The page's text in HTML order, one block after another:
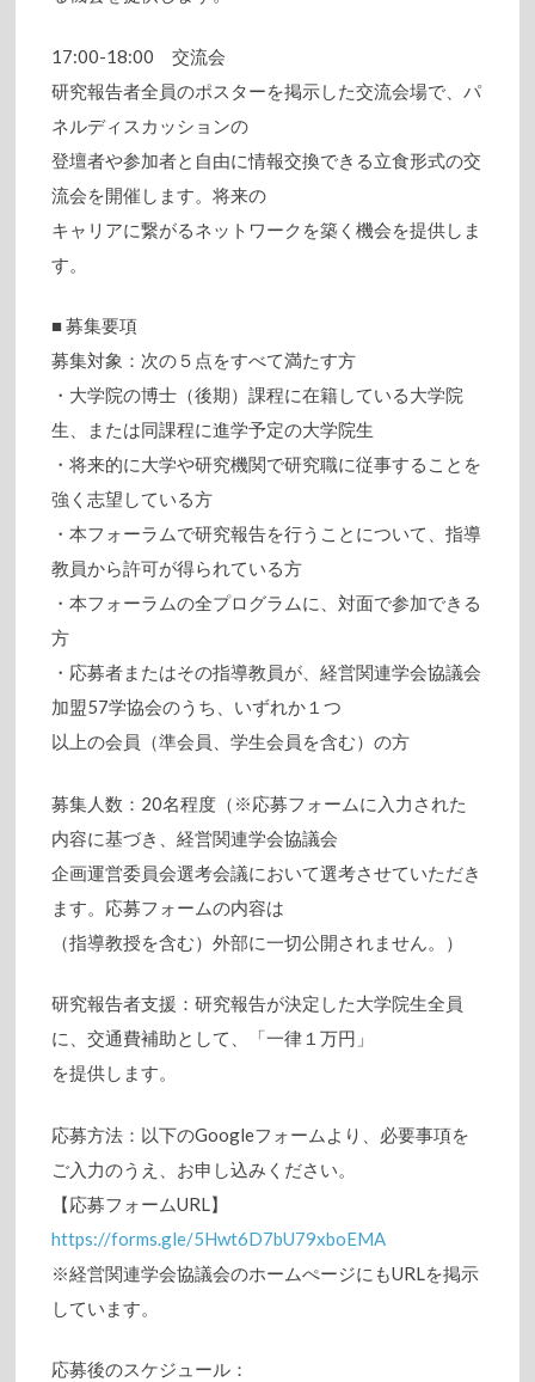
17:00-18:00 交流会
研究報告者全員のポスターを掲示した交流会場で、パ
ネルディスカッションの
登壇者や参加者と自由に情報交換できる立食形式の交
流会を開催します。将来の
キャリアに繋がるネットワークを築く機会を提供しま
す。
■ 募集要項
募集対象：次の５点をすべて満たす方
・大学院の博士（後期）課程に在籍している大学院
生、または同課程に進学予定の大学院生
・将来的に大学や研究機関で研究職に従事することを
強く志望している方
・本フォーラムで研究報告を行うことについて、指導
教員から許可が得られている方
・本フォーラムの全プログラムに、対面で参加できる
方
・応募者またはその指導教員が、経営関連学会協議会
加盟57学協会のうち、いずれか１つ
以上の会員（準会員、学生会員を含む）の方
募集人数：20名程度（※応募フォームに入力された
内容に基づき、経営関連学会協議会
企画運営委員会選考会議において選考させていただき
ます。応募フォームの内容は
（指導教授を含む）外部に一切公開されません。）
研究報告者支援：研究報告が決定した大学院生全員
に、交通費補助として、「一律１万円」
を提供します。
応募方法：以下のGoogleフォームより、必要事項を
ご入力のうえ、お申し込みください。
【応募フォームURL】
https://forms.gle/5Hwt6D7bU79xboEMA
※経営関連学会協議会のホームぺージにもURLを掲示
しています。
応募後のスケジュール：